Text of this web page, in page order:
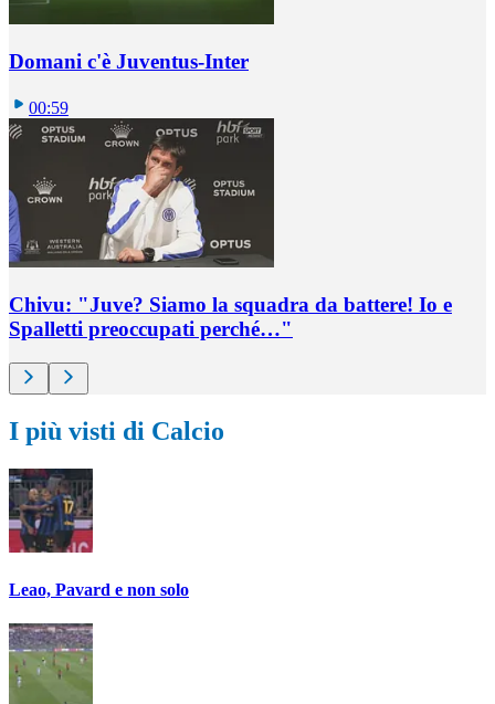
Domani c'è Juventus-Inter
00:59
Chivu: "Juve? Siamo la squadra da battere! Io e
Spalletti preoccupati perché…"
I più visti di Calcio
Leao, Pavard e non solo